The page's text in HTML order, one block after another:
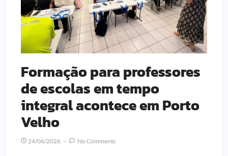
Formação para professores
de escolas em tempo
integral acontece em Porto
Velho
24/06/2026 No Comments